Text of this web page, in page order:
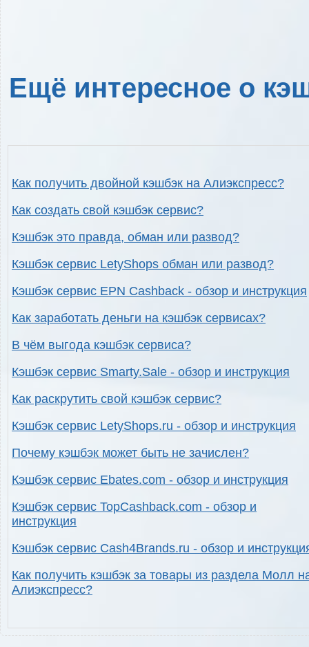
Ещё интересное о
Как получить двойной кэшбэк на Алиэкспресс?
Как создать свой кэшбэк сервис?
Кэшбэк это правда, обман или развод?
Кэшбэк сервис LetyShops обман или развод?
Кэшбэк сервис EPN Cashback - обзор и инструкция
Как заработать деньги на кэшбэк сервисах?
В чём выгода кэшбэк сервиса?
Кэшбэк сервис Smarty.Sale - обзор и инструкция
Как раскрутить свой кэшбэк сервис?
Кэшбэк сервис LetyShops.ru - обзор и инструкция
Почему кэшбэк может быть не зачислен?
Кэшбэк сервис Ebates.com - обзор и инструкция
Кэшбэк сервис TopCashback.com - обзор и
инструкция
Кэшбэк сервис Cash4Brands.ru - обзор и
Как получить кэшбэк за товары из раздела Молл
Алиэкспресс?